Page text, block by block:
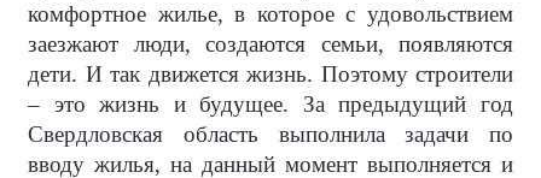
комфортное жилье, в которое с удовольствием
заезжают люди, создаются семьи, появляются
дети. И так движется жизнь. Поэтому строители
– это жизнь и будущее. За предыдущий год
Свердловская область выполнила задачи по
вводу жилья, на данный момент выполняется и